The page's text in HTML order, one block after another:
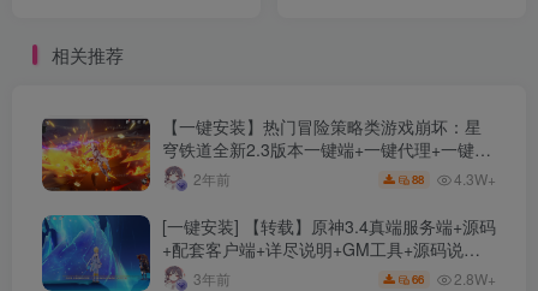
相关推荐
【一键安装】热门冒险策略类游戏崩坏：星
穹铁道全新2.3版本一键端+一键代理+一键启
动+免虚拟机
2年前 88 4.3W+
[一键安装] 【转载】原神3.4真端服务端+源码
+配套客户端+详尽说明+GM工具+源码说明
文件3年前 66 2.8W+